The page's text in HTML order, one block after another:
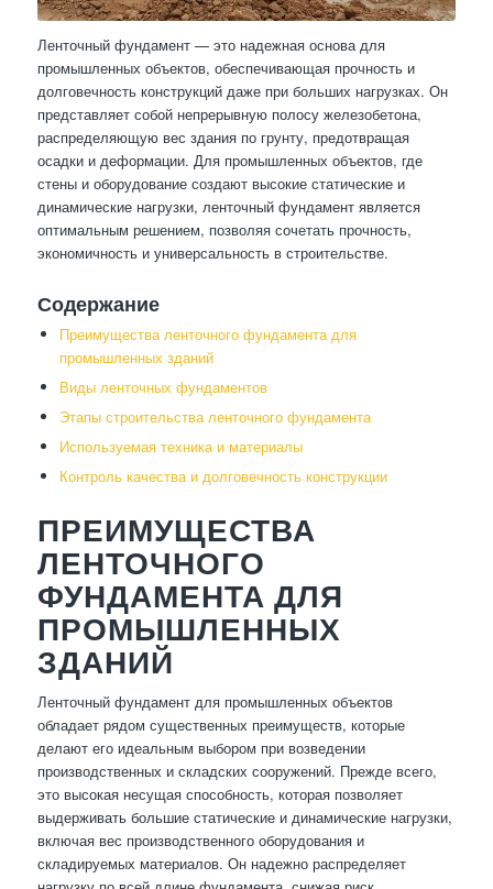
Ленточный фундамент — это надежная основа для
промышленных объектов, обеспечивающая прочность и
долговечность конструкций даже при больших нагрузках. Он
представляет собой непрерывную полосу железобетона,
распределяющую вес здания по грунту, предотвращая
осадки и деформации. Для промышленных объектов, где
стены и оборудование создают высокие статические и
динамические нагрузки, ленточный фундамент является
оптимальным решением, позволяя сочетать прочность,
экономичность и универсальность в строительстве.
Содержание
Преимущества ленточного фундамента для
промышленных зданий
Виды ленточных фундаментов
Этапы строительства ленточного фундамента
Используемая техника и материалы
Контроль качества и долговечность конструкции
ПРЕИМУЩЕСТВА
ЛЕНТОЧНОГО
ФУНДАМЕНТА ДЛЯ
ПРОМЫШЛЕННЫХ
ЗДАНИЙ
Ленточный фундамент для промышленных объектов
обладает рядом существенных преимуществ, которые
делают его идеальным выбором при возведении
производственных и складских сооружений. Прежде всего,
это высокая несущая способность, которая позволяет
выдерживать большие статические и динамические нагрузки,
включая вес производственного оборудования и
складируемых материалов. Он надежно распределяет